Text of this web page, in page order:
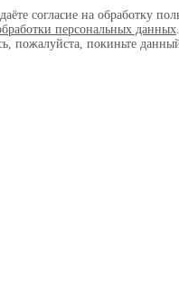
согласие на обработку
персональных данных
пожалуйста, покиньте